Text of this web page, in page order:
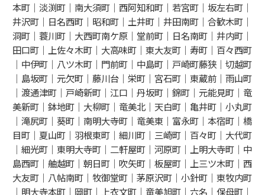
本町｜淡渕町｜南大須町｜西阿知和町｜若宮町｜坂左右町｜
井沢町｜日名西町｜昭和町｜土井町｜井田南町｜合歓木町｜
洞町｜蓑川町｜大西町南ケ原｜堂前町｜日名南町｜井内町｜
田口町｜上佐々木町｜大高味町｜東大友町｜寿町｜百々西町
｜中伊町｜八ツ木町｜門前町｜中島町｜戸崎町藤狭｜切越町
｜島坂町｜元欠町｜藤川台｜栄町｜宮石町｜東蔵前｜雨山町
｜渡通津町｜戸崎新町｜江口｜丹坂町｜錦町｜元能見町｜竜
美新町｜鉢地町｜大柳町｜竜美北｜天白町｜亀井町｜小丸町
｜滝尻町｜葵町｜南明大寺町｜竜美東｜富永町｜本宿町｜橋
目町｜夏山町｜羽根東町｜細川町｜三崎町｜百々町｜大代町
｜細光町｜東明大寺町｜二軒屋町｜河原町｜上明大寺町｜中
島西町｜舳越町｜朝日町｜吹矢町｜板屋町｜上三ツ木町｜西
大友町｜八帖南町｜牧御堂町｜茅原沢町｜小針町｜東牧内町
｜明大寺本町｜岡町｜上衣文町｜竜美旭町｜六名｜保母町｜